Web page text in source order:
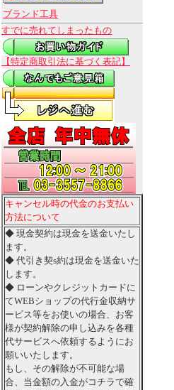
ブランド工具
すでに売れてしまったもの
【特定商取引法に基づく表記】
キャンセル時の代金のお支払い
方法について
◆ 現金契約は現金を送金いたし
ます。
◆ 代引き契s約は現金を送金いた
します。
◆ ローンやクレジットカードに
てWEBショップの代行金収納サ
ービス等をお使いの場合、お客
様が契約解除の申し込みを各種
代サービスへ依頼するようにお
願いいたします。
もし、その解除が不可能な場
合、当金額の入金がコチラで確